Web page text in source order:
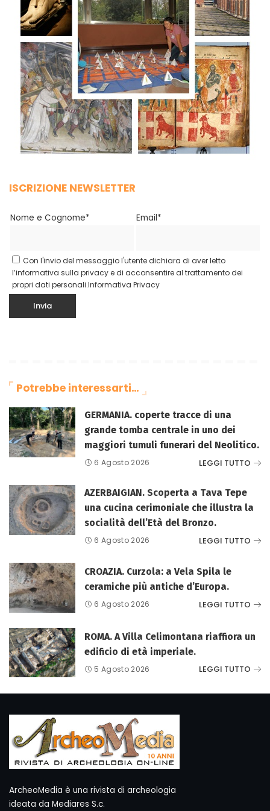
ISCRIZIONE NEWSLETTER
Nome e Cognome* Email*
Con l'invio del messaggio l'utente dichiara di aver letto
l’informativa sulla privacy e di acconsentire al trattamento dei
propri dati personali.Informativa Privacy
Potrebbe interessarti…
GERMANIA. coperte tracce di una
grande tomba centrale in uno dei
maggiori tumuli funerari del Neolitico.
6 Agosto 2026 LEGGI TUTTO
AZERBAIGIAN. Scoperta a Tava Tepe
una cucina cerimoniale che illustra la
socialità dell’Età del Bronzo.
6 Agosto 2026 LEGGI TUTTO
CROAZIA. Curzola: a Vela Spila le
ceramiche più antiche d’Europa.
6 Agosto 2026 LEGGI TUTTO
ROMA. A Villa Celimontana riaffiora un
edificio di età imperiale.
5 Agosto 2026 LEGGI TUTTO
ArcheoMedia è una rivista di archeologia
ideata da Mediares S.c.